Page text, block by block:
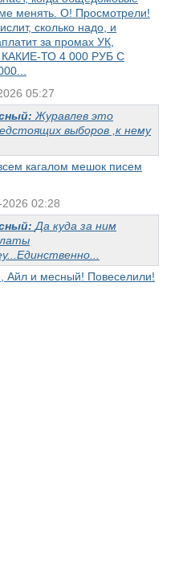
менять. О! Просмотрели!
сколько надо, и
за промах УК,
ТО 4 000 РУБ С
05:27
Журавлев это
выборов ,к нему
кагалом мешок писем
02:28
Да куда за ним
Айл и месный! Повеселили!